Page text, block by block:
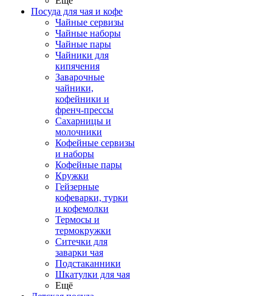
Посуда для чая и кофе
Чайные сервизы
Чайные наборы
Чайные пары
Чайники для
кипячения
Заварочные
чайники,
кофейники и
френч-прессы
Сахарницы и
молочники
Кофейные сервизы
и наборы
Кофейные пары
Кружки
Гейзерные
кофеварки, турки
и кофемолки
Термосы и
термокружки
Ситечки для
заварки чая
Подстаканники
Шкатулки для чая
Ещё